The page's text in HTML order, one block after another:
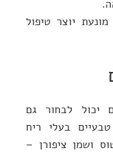
יוצר טיפול
יכול לבחור גם
בעלי ריח
ושמן ציפורן –